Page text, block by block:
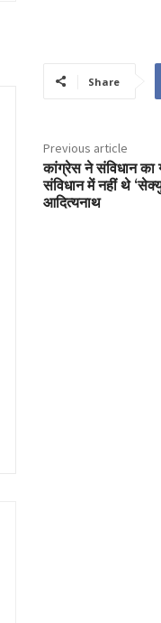
Share
Previous article
कांग्रेस ने संविधान
संविधान में नहीं थे
आदित्यनाथ